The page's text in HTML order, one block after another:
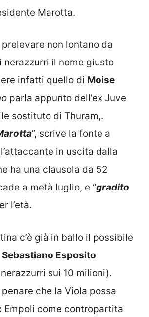
Marotta.
non lontano da
nerazzurri il nome giusto
infatti quello di Moise
parla appunto dell’ex Juve
sostituto di Thuram,.
”, scrive la fonte a
in uscita dalla
ha una clausola da 52
a metà luglio, e “gradito
l’età.
c’è già in ballo il possibile
Sebastiano Esposito
sui 10 milioni).
che la Viola possa
Empoli come contropartita